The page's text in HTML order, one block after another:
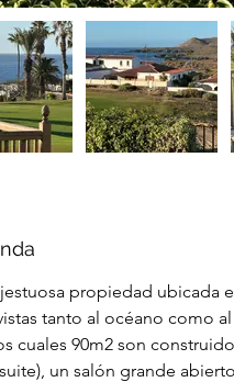
propiedad ubicada
tanto al océano como
cuales 90m2 son
un salón grande